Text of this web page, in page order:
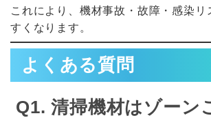
これにより、機材事故・故障・感染リ
すくなります。
よくある質問
Q1. 清掃機材はゾーン